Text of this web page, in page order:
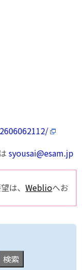
syousai@esam.jp
は、Weblioへお